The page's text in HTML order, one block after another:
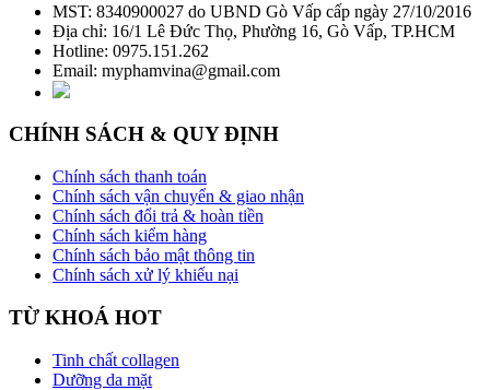
MST: 8340900027 do UBND Gò Vấp cấp ngày 27/10/2016
Địa chỉ: 16/1 Lê Đức Thọ, Phường 16, Gò Vấp, TP.HCM
Hotline: 0975.151.262
Email: myphamvina@gmail.com
CHÍNH SÁCH & QUY ĐỊNH
Chính sách thanh toán
Chính sách vận chuyển & giao nhận
Chính sách đổi trả & hoàn tiền
Chính sách kiểm hàng
Chính sách bảo mật thông tin
Chính sách xử lý khiếu nại
TỪ KHOÁ HOT
Tinh chất collagen
Dưỡng da mặt